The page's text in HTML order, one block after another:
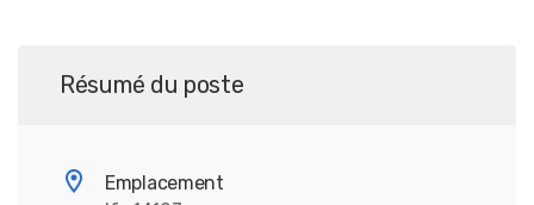
Résumé du poste
Emplacement